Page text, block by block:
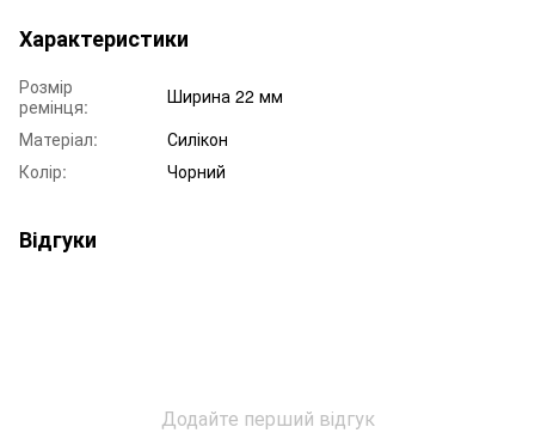
Характеристики
Розмір
ремінця:
Ширина 22 мм
Матеріал:
Силікон
Колір:
Чорний
Відгуки
Додайте перший відгук